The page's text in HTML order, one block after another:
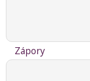
Zápory